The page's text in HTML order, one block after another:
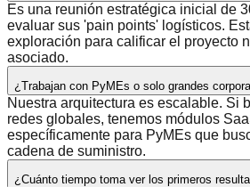
Es una reunión estratégica inicial de
evaluar sus 'pain points' logísticos.
exploración para calificar el proyecto
asociado.
¿Trabajan con PyMEs o solo grandes
Nuestra arquitectura es escalable. Si
redes globales, tenemos módulos
específicamente para PyMEs que
cadena de suministro.
¿Cuánto tiempo toma ver los primeros